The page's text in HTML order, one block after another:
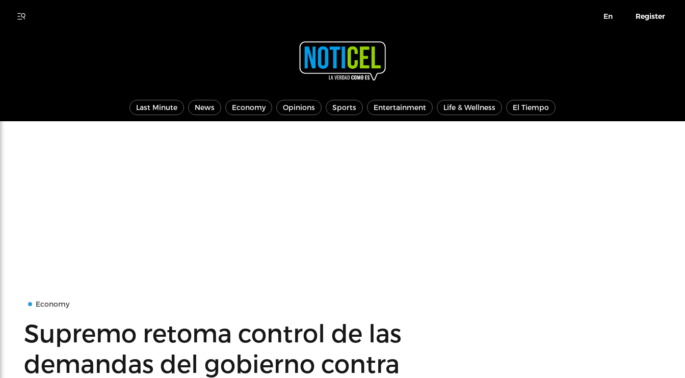
En Register
Last Minute News Economy Opinions Sports Entertainment Life & Wellness El Tiempo
Economy
Supremo retoma control de las
demandas del gobierno contra